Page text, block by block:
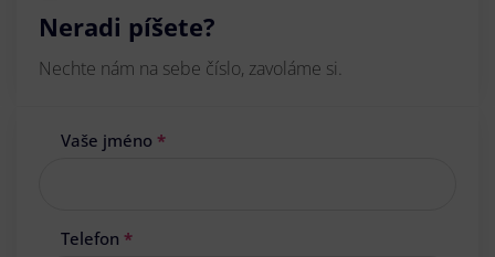
Neradi píšete?
Nechte nám na sebe číslo, zavoláme si.
Vaše jméno *
Telefon *